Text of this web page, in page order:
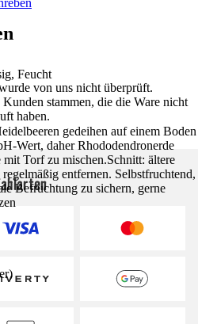
Feucht
gedeihen auf einem Boden
Wert, daher Rhododendronerde
Torf zu mischen.Schnitt: ältere
entfernen. Selbstfruchtend,
Befruchtung zu sichern, gerne
von uns nicht überprüft.
stammen, die die Ware nicht
haben.